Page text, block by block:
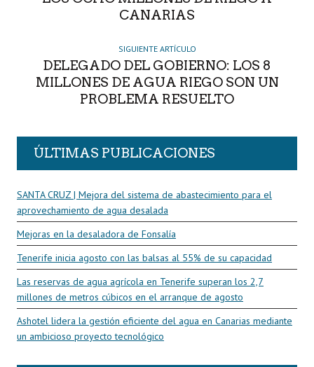
CANARIAS
SIGUIENTE ARTÍCULO
DELEGADO DEL GOBIERNO: LOS 8
MILLONES DE AGUA RIEGO SON UN
PROBLEMA RESUELTO
ÚLTIMAS PUBLICACIONES
SANTA CRUZ | Mejora del sistema de abastecimiento para el
aprovechamiento de agua desalada
Mejoras en la desaladora de Fonsalía
Tenerife inicia agosto con las balsas al 55% de su capacidad
Las reservas de agua agrícola en Tenerife superan los 2,7
millones de metros cúbicos en el arranque de agosto
Ashotel lidera la gestión eficiente del agua en Canarias mediante
un ambicioso proyecto tecnológico